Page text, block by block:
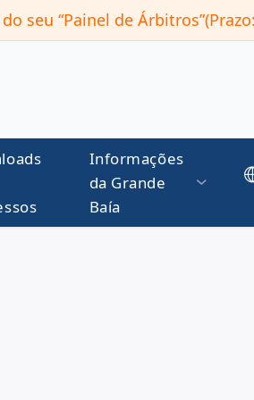
seu “Painel de
Informações
da Grande
Baía